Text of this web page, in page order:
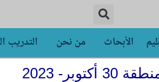
الأبحاث من نحن التدريب
30 أكتوبر- 2023